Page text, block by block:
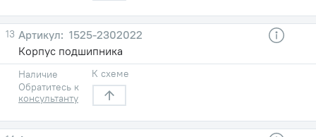
13
1525-2302022
Корпус подшипника
Наличие
Обратитесь к
консультанту
К схеме